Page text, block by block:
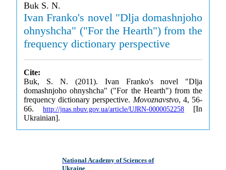
Buk S. N.
Ivan Franko's novel "Dlja domashnjoho
ohnyshcha" ("For the Hearth") from the
frequency dictionary perspective
Cite:
Buk, S. N. (2011). Ivan Franko's novel "Dlja
domashnjoho ohnyshcha" ("For the Hearth") from the
frequency dictionary perspective. Movoznavstvo, 4, 56-
66. http://jnas.nbuv.gov.ua/article/UJRN-0000052258 [In
Ukrainian].
National Academy of Sciences of
Ukraine